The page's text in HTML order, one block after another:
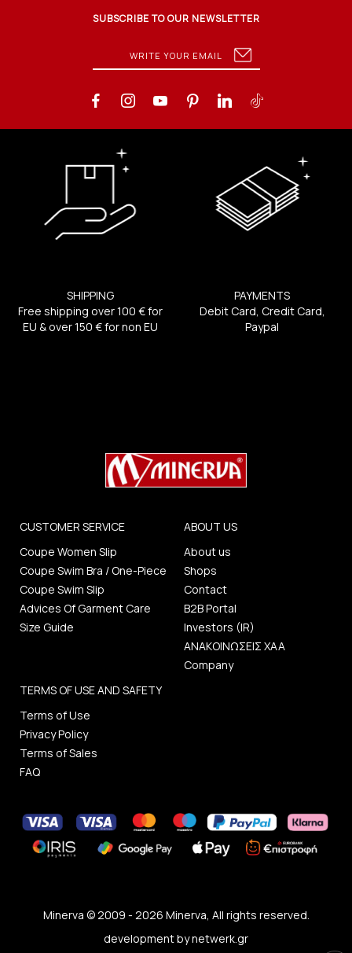
SUBSCRIBE TO OUR NEWSLETTER
SHIPPING
Free shipping over 100 € for
EU & over 150 € for non EU
PAYMENTS
Debit Card, Credit Card,
Paypal
CUSTOMER SERVICE
Coupe Women Slip
Coupe Swim Bra / One-Piece
Coupe Swim Slip
Advices Of Garment Care
Size Guide
ABOUT US
About us
Shops
Contact
B2B Portal
Investors (IR)
ΑΝΑΚΟΙΝΩΣΕΙΣ ΧΑΑ
Company
TERMS OF USE AND SAFETY
Terms of Use
Privacy Policy
Terms of Sales
FAQ
Minerva © 2009 - 2026 Minerva, All rights reserved.
development bynetwerk.gr